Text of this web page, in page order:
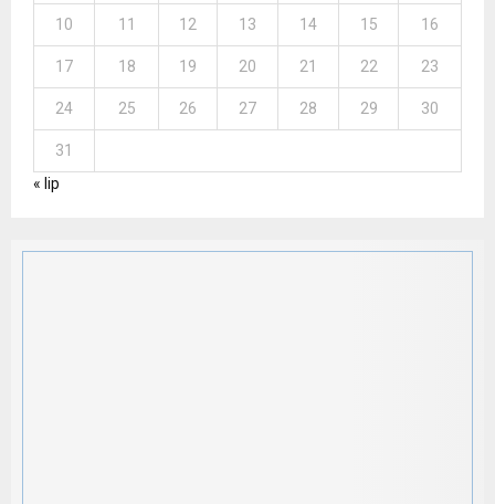
10 11 12 13 14 15 16
17 18 19 20 21 22 23
24 25 26 27 28 29 30
31
« lip